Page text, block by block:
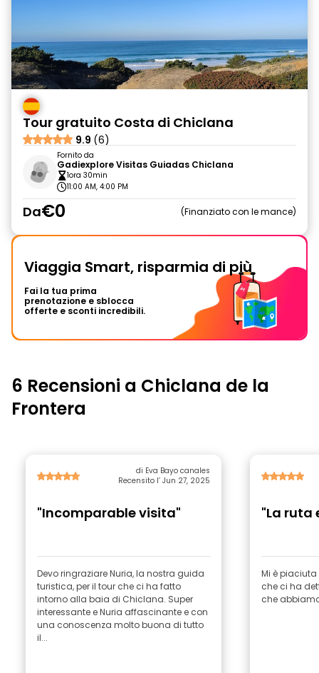
Tour gratuito Costa di Chiclana
9.9 (6)
Fornito da
Gadiexplore Visitas Guiadas Chiclana
1ora 30min
11:00 AM, 4:00 PM
Da€0 Finanziato con le mance
Viaggia Smart, risparmia di più
Fai la tua prima
prenotazione e sblocca
offerte e sconti incredibili.
6 Recensioni a Chiclana de la
Frontera
di Eva Bayo canales
Recensito l’ Jun 27, 2025
"Incomparable visita"
Devo ringraziare Nuria, la nostra guida
turistica, per il tour che ci ha fatto
intorno alla baia di Chiclana. Super
interessante e Nuria affascinante e con
una conoscenza molto buona di tutto
il...
"La ruta
Mi è
che ci ha
che